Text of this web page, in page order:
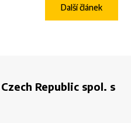
Další článek
Republic spol. s